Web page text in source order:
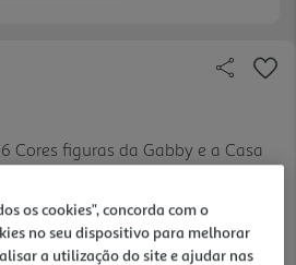
Cores figuras da Gabby e a Casa
os cookies", concorda com o
no seu dispositivo para melhorar
a utilização do site e ajudar nas